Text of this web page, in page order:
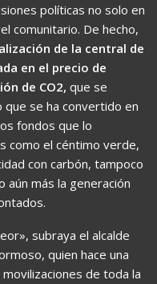
políticas no solo en
comunitario. De hecho,
de la central de
en el precio de
de CO2, que se
que se ha convertido en
fondos que lo
como el céntimo verde,
con carbón, tampoco
aún más la generación
subraya el alcalde
quien hace una
de toda la